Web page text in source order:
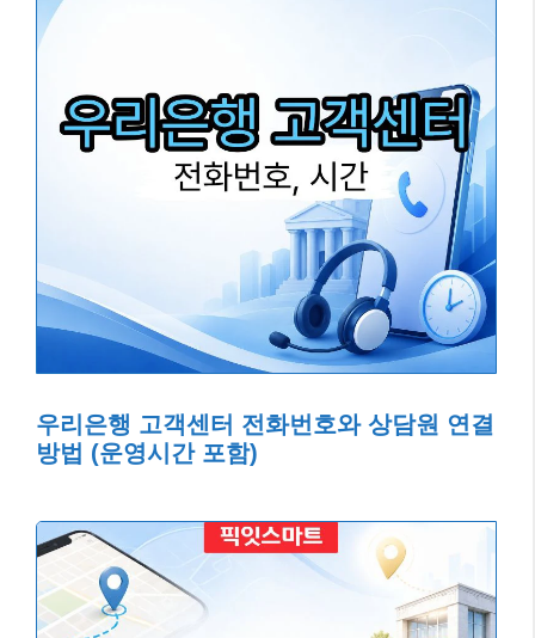
우리은행 고객센터 전화번호와 상담원 연결
방법 (운영시간 포함)